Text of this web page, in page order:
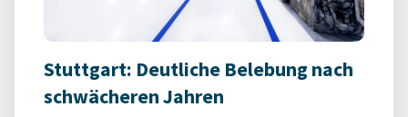
Stuttgart: Deutliche Belebung nach
schwächeren Jahren